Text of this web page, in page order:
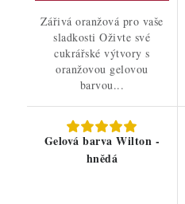
Zářivá oranžová pro vaše
sladkosti Oživte své
cukrářské výtvory s
oranžovou gelovou
barvou...
Gelová barva Wilton -
hnědá